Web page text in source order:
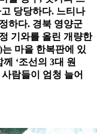
당당하다. 느티나
하다. 경북 영양군
기와를 올린 개량한
마을 한복판에 있
‘조선의 3대 원
람들이 엄청 늘어